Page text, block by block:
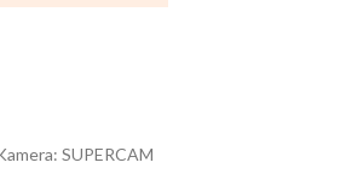
SUPERCAM